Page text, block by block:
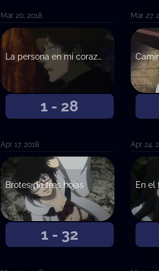
Mar. 20, 2018 Mar. 27,
1 - 28
La persona en mi corazón
Apr. 17, 2018 Apr. 24,
1 - 32
Brotes de tres hojas